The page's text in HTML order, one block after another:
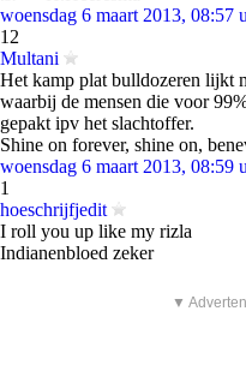
woensdag 6 maart 2013, 08:57
12
Multani
Het kamp plat bulldozeren lijkt
waarbij de mensen die voor
gepakt ipv het slachtoffer.
Shine on forever, shine on,
woensdag 6 maart 2013, 08:59
1
hoeschrijfjedit
I roll you up like my rizla
Indianenbloed zeker
▼